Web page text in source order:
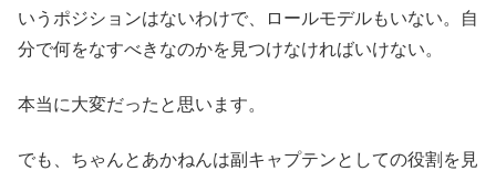
いうポジションはないわけで、ロールモデルもいない。自
分で何をなすべきなのかを見つけなければいけない。
本当に大変だったと思います。
でも、ちゃんとあかねんは副キャプテンとしての役割を見